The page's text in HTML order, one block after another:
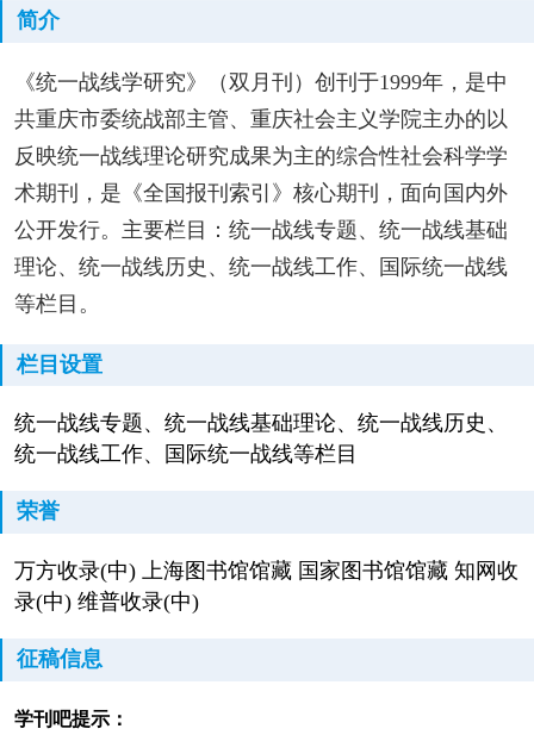
简介
《统一战线学研究》（双月刊）创刊于1999年，是中
共重庆市委统战部主管、重庆社会主义学院主办的以
反映统一战线理论研究成果为主的综合性社会科学学
术期刊，是《全国报刊索引》核心期刊，面向国内外
公开发行。主要栏目：统一战线专题、统一战线基础
理论、统一战线历史、统一战线工作、国际统一战线
等栏目。
栏目设置
统一战线专题、统一战线基础理论、统一战线历史、
统一战线工作、国际统一战线等栏目
荣誉
万方收录(中) 上海图书馆馆藏 国家图书馆馆藏 知网收
录(中) 维普收录(中)
征稿信息
学刊吧提示：